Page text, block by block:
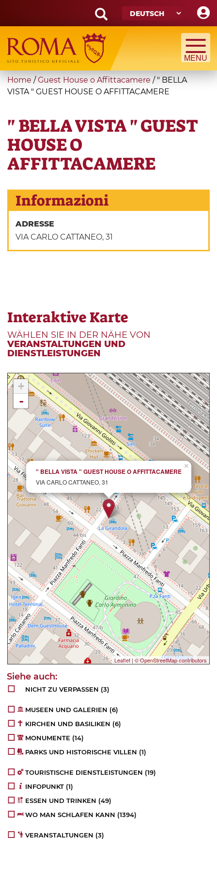
main
content
Search
form
Suche
You
are
Home / Guest House o Affittacamere / " BELLA
VISTA " GUEST HOUSE O AFFITTACAMERE
" BELLA VISTA " GUEST
HOUSE O
AFFITTACAMERE
Informazioni
ADRESSE
VIA CARLO CATTANEO, 31
Interaktive Karte
WÄHLEN SIE IN DER NÄHE VON
VERANSTALTUNGEN UND
DIENSTLEISTUNGEN
×
" BELLA VISTA " GUEST HOUSE O AFFITTACAMERE
VIA CARLO CATTANEO, 31
+
-
Leaflet|© OpenStreetMap contributors
NICHT ZU VERPASSEN (3)
MUSEEN UND GALERIEN (6)
KIRCHEN UND BASILIKEN (6)
MONUMENTE (14)
PARKS UND HISTORISCHE VILLEN (1)
TOURISTISCHE DIENSTLEISTUNGEN (19)
INFOPUNKT (1)
ESSEN UND TRINKEN (49)
WO MAN SCHLAFEN KANN (1394)
VERANSTALTUNGEN (3)